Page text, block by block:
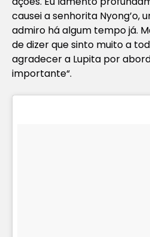
causei a senhorita Nyong’o,
admiro há algum tempo já.
de dizer que sinto muito a
agradecer a Lupita por
importante“.